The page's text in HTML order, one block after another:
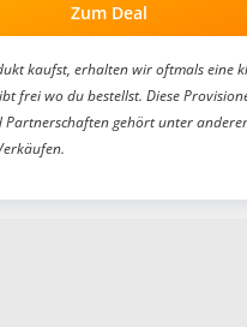
Zum Deal
kaufst, erhalten wir oftmals eine
frei wo du bestellst. Diese
gehört unter